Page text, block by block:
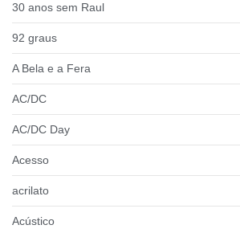
30 anos sem Raul
92 graus
A Bela e a Fera
AC/DC
AC/DC Day
Acesso
acrilato
Acústico